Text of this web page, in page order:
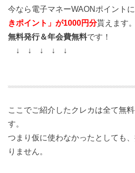
今なら電子マネーWAONポイント
きポイント」が1000円分貰えます。
無料発行＆年会費無料です！
↓ ↓ ↓ ↓ ↓
ここでご紹介したクレカは全て無
す。
つまり仮に使わなかったとしても
りません。